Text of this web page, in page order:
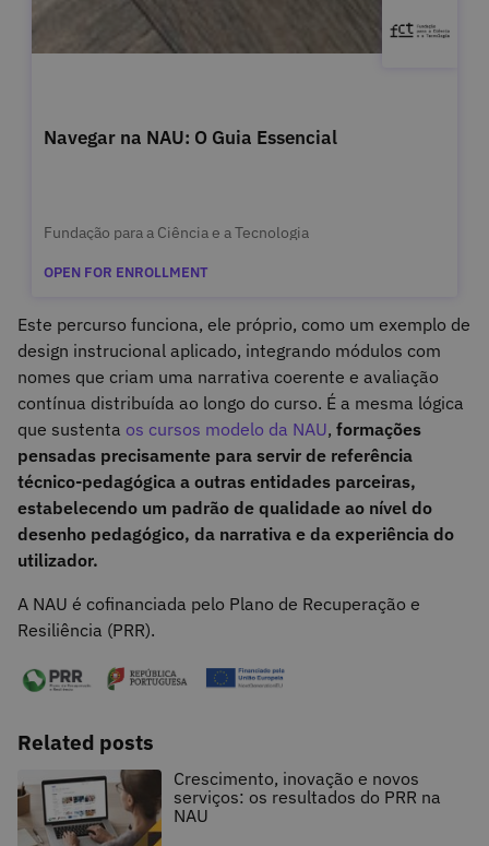
Navegar na NAU: O Guia Essencial
Fundação para a Ciência e a Tecnologia
OPEN FOR ENROLLMENT
Este percurso funciona, ele próprio, como um exemplo de
design instrucional aplicado, integrando módulos com
nomes que criam uma narrativa coerente e avaliação
contínua distribuída ao longo do curso. É a mesma lógica
que sustenta os cursos modelo da NAU, formações
pensadas precisamente para servir de referência
técnico-pedagógica a outras entidades parceiras,
estabelecendo um padrão de qualidade ao nível do
desenho pedagógico, da narrativa e da experiência do
utilizador.
A NAU é cofinanciada pelo Plano de Recuperação e
Resiliência (PRR).
Related posts
Crescimento, inovação e novos
serviços: os resultados do PRR na
NAU